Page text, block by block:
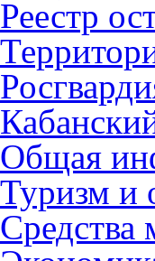
Реестр
Общая
Туризм и
Средства